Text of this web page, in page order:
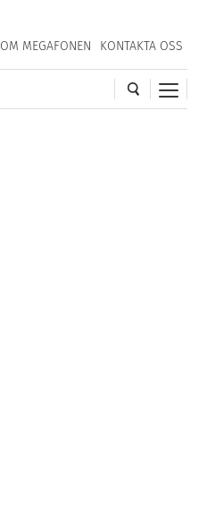
OM MEGAFONEN KONTAKTA OSS